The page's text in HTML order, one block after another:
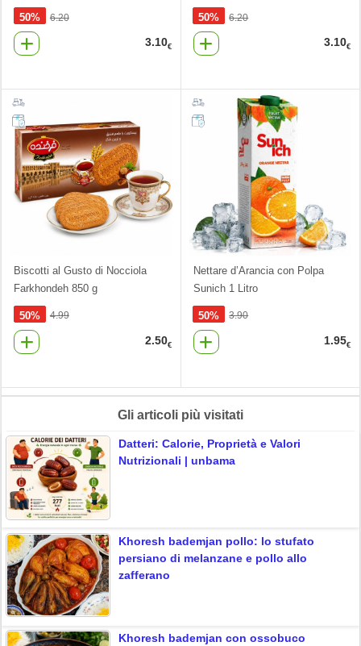
50% 6.20
3.10€
50% 6.20
3.10€
Biscotti al Gusto di Nocciola
Farkhondeh 850 g
50% 4.99
2.50€
Nettare d’Arancia con Polpa
Sunich 1 Litro
50% 3.90
1.95€
Gli articoli più visitati
Datteri: Calorie, Proprietà e Valori
Nutrizionali | unbama
Khoresh bademjan pollo: lo stufato
persiano di melanzane e pollo allo
zafferano
Khoresh bademjan con ossobuco